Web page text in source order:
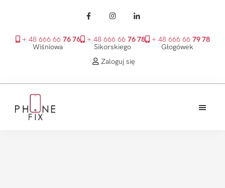
+ 48 666 66 76 76
Wiśniowa
+ 48 666 66 76 78
Sikorskiego
+ 48 666 66 79 78
Głogówek
Zaloguj się
głównego